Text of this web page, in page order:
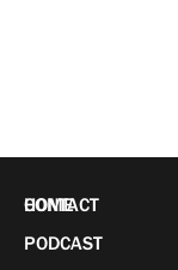
HOME
PODCAST
CONTACT